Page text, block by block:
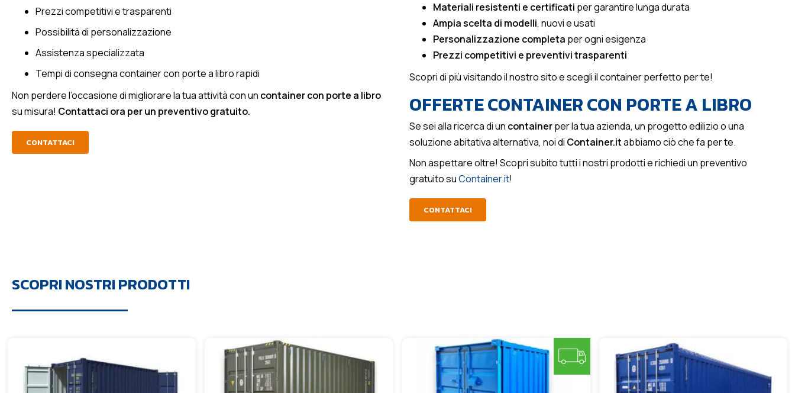
Prezzi competitivi e trasparenti
Possibilità di personalizzazione
Assistenza specializzata
Tempi di consegna container con porte a libro rapidi
Non perdere l’occasione di migliorare la tua attività con un container con porte a libro
su misura! Contattaci ora per un preventivo gratuito.
CONTATTACI
Materiali resistenti e certificati per garantire lunga durata
Ampia scelta di modelli, nuovi e usati
Personalizzazione completa per ogni esigenza
Prezzi competitivi e preventivi trasparenti
Scopri di più visitando il nostro sito e scegli il container perfetto per te!
OFFERTE CONTAINER CON PORTE A LIBRO
Se sei alla ricerca di un containerper la tua azienda, un progetto edilizio o una
soluzione abitativa alternativa, noi di Container.itabbiamo ciò che fa per te.
Non aspettare oltre! Scopri subito tutti i nostri prodotti e richiedi un preventivo
gratuito suContainer.it!
CONTATTACI
SCOPRI NOSTRI PRODOTTI